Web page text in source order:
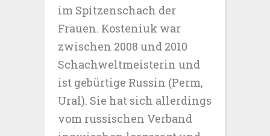
im Spitzenschach der
Frauen. Kosteniuk war
zwischen 2008 und 2010
Schachweltmeisterin und
ist gebürtige Russin (Perm,
Ural). Sie hat sich allerdings
vom russischen Verband